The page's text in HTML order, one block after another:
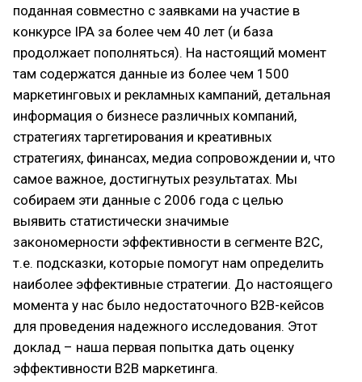
поданная совместно с заявками на участие в
конкурсе IPA за более чем 40 лет (и база
продолжает пополняться). На настоящий момент
там содержатся данные из более чем 1500
маркетинговых и рекламных кампаний, детальная
информация о бизнесе различных компаний,
стратегиях таргетирования и креативных
стратегиях, финансах, медиа сопровождении и, что
самое важное, достигнутых результатах. Мы
собираем эти данные с 2006 года с целью
выявить статистически значимые
закономерности эффективности в сегменте В2С,
т.е. подсказки, которые помогут нам определить
наиболее эффективные стратегии. До настоящего
момента у нас было недостаточного В2В-кейсов
для проведения надежного исследования. Этот
доклад – наша первая попытка дать оценку
эффективности В2В маркетинга.